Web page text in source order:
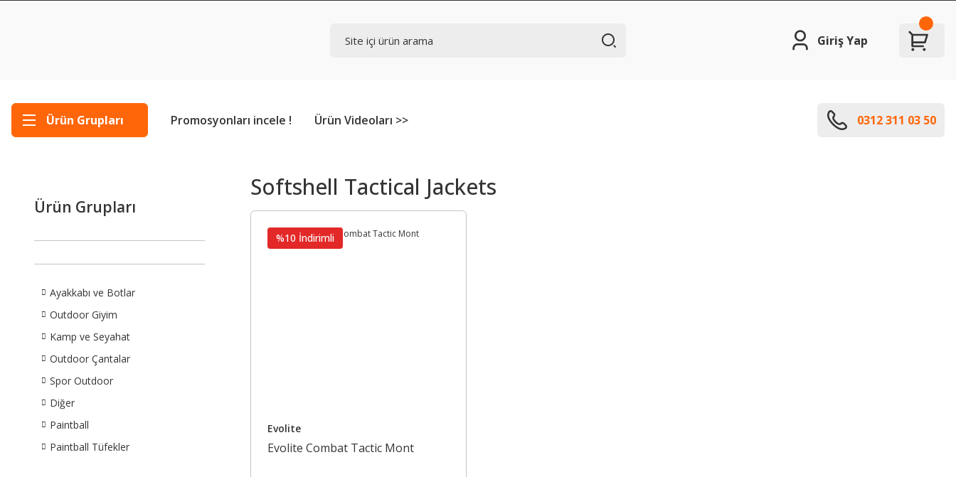
Giriş Yap
Ürün Grupları Promosyonları incele ! Ürün Videoları >> 0312 311 03 50
Ürün Grupları
Ayakkabı ve Botlar
Outdoor Giyim
Kamp ve Seyahat
Outdoor Çantalar
Spor Outdoor
Diğer
Paintball
Paintball Tüfekler
Softshell Tactical Jackets
%10 İndirimli
Evolite
Evolite Combat Tactic Mont